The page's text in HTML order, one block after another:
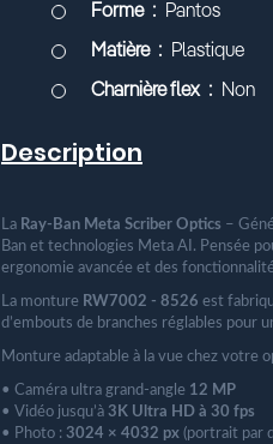
Forme Pantos
Matière Plastique
Charnière flex Non
Description
La Ray-Ban Meta Scriber Optics –
Ban et technologies Meta AI. Pensée
ergonomie avancée et des
La monture RW7002 - 8526 est
d’embouts de branches réglables pour
Monture adaptable à la vue chez votre
• Caméra ultra grand-angle 12 MP
• Vidéo jusqu’à 3K Ultra HD à 30 fps
• Photo : 3024 × 4032 px (portrait par